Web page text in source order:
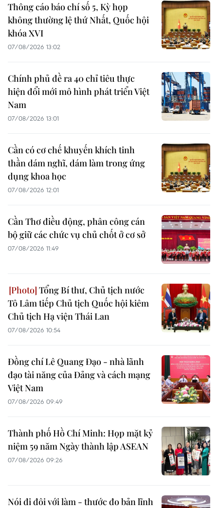
Thông cáo báo chí số 5, Kỳ họp
không thường lệ thứ Nhất, Quốc hội
khóa XVI
07/08/2026 13:02
Chính phủ đề ra 40 chỉ tiêu thực
hiện đổi mới mô hình phát triển Việt
Nam
07/08/2026 13:01
Cần có cơ chế khuyến khích tinh
thần dám nghĩ, dám làm trong ứng
dụng khoa học
07/08/2026 12:01
Cần Thơ điều động, phân công cán
bộ giữ các chức vụ chủ chốt ở cơ sở
07/08/2026 11:49
Tổng Bí thư, Chủ tịch nước
Tô Lâm tiếp Chủ tịch Quốc hội kiêm
Chủ tịch Hạ viện Thái Lan
07/08/2026 10:54
Đồng chí Lê Quang Đạo - nhà lãnh
đạo tài năng của Đảng và cách mạng
Việt Nam
07/08/2026 09:49
Thành phố Hồ Chí Minh: Họp mặt kỷ
niệm 59 năm Ngày thành lập ASEAN
07/08/2026 09:26
Nói đi đôi với làm - thước đo bản lĩnh